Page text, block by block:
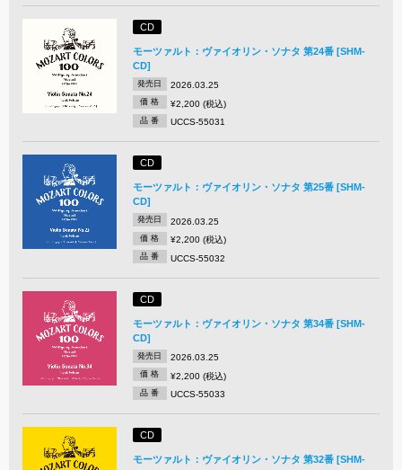
CD
モーツァルト：ヴァイオリン・ソナタ 第24番 [SHM-
CD]
発売日 2026.03.25
価 格 ¥2,200 (税込)
品 番 UCCS-55031
CD
モーツァルト：ヴァイオリン・ソナタ 第25番 [SHM-
CD]
発売日 2026.03.25
価 格 ¥2,200 (税込)
品 番 UCCS-55032
CD
モーツァルト：ヴァイオリン・ソナタ 第34番 [SHM-
CD]
発売日 2026.03.25
価 格 ¥2,200 (税込)
品 番 UCCS-55033
CD
モーツァルト：ヴァイオリン・ソナタ 第32番 [SHM-